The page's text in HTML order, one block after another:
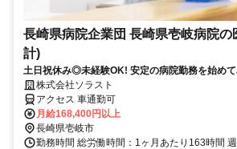
長崎県病院企業団 長崎県壱岐病院の
計)
土日祝休み◎未経験OK! 安定の病院勤務を始め
株式会社ソラスト
アクセス 車通勤可
月給168,400円以上
長崎県壱岐市
勤務時間 総労働時間：1ヶ月あたり163時間